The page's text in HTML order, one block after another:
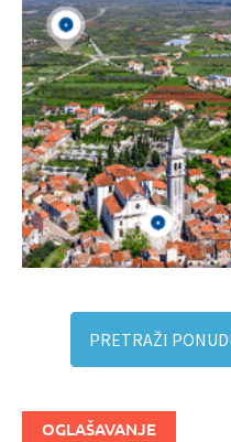
PRETRAŽI
OGLAŠAVANJE